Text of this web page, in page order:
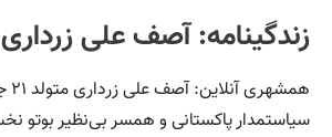
زندگینامه: آصف علی زرداری
سیاستمدار پاکستانی و همسر بی‌نظیر بوتو